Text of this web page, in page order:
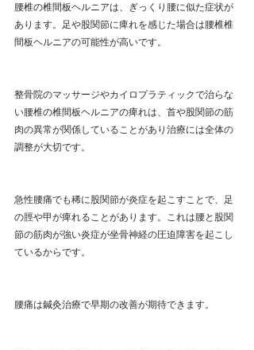
腰椎の椎間板ヘルニアは、ぎっくり腰に似た症状が
あります。足や股関節に痺れを感じた場合は腰椎椎
間板ヘルニアの可能性が高いです。
整骨院のマッサージやカイロプラティックで治らな
い腰椎の椎間板ヘルニアの痺れは、首や股関節の筋
肉の異常が関係していることがあり治療には全体の
調整が大切です。
急性腰痛でも稀に股関節が炎症を起こすことで、足
の脛や甲が痺れることがあります。これは腰と股関
節の筋肉が強い炎症が坐骨神経の圧迫障害を起こし
ているからです。
腰痛は鍼灸治療で早期の改善が期待できます。